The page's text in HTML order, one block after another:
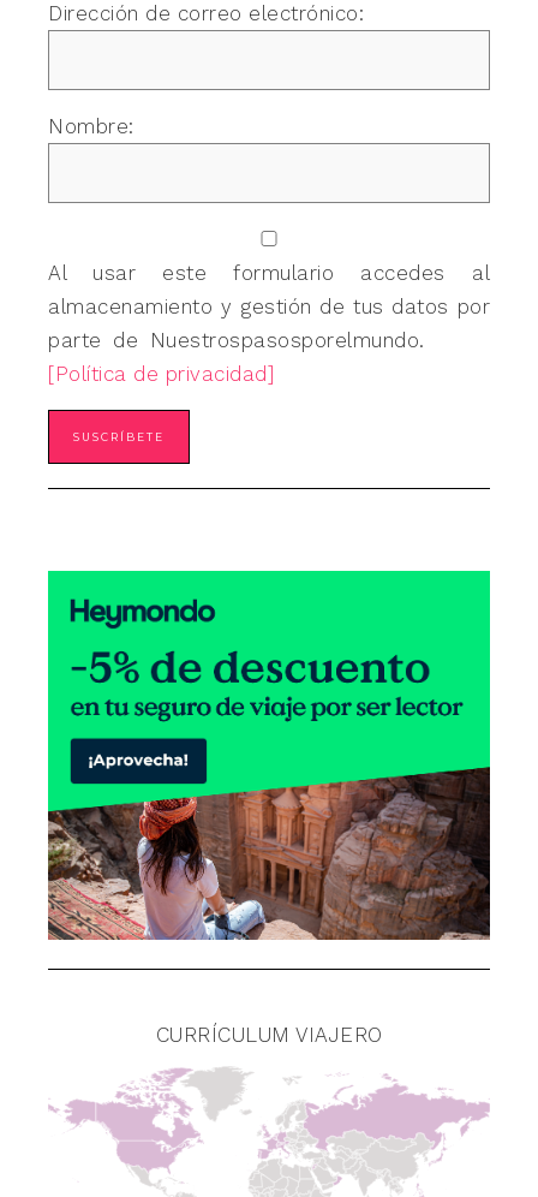
Dirección de correo electrónico:
Nombre:
Al usar este formulario accedes al
almacenamiento y gestión de tus datos por
parte de Nuestrospasosporelmundo.
[Política de privacidad]
CURRÍCULUM VIAJERO